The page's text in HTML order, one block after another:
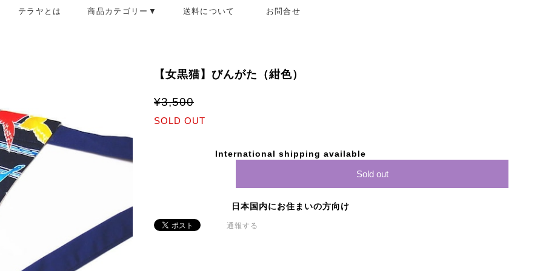
テラヤとは 商品カテゴリー▼ 送料について お問合せ
【女黒猫】びんがた（紺色）
¥3,500
SOLD OUT
International shipping available
Sold out
日本国内にお住まいの方向け
通報する